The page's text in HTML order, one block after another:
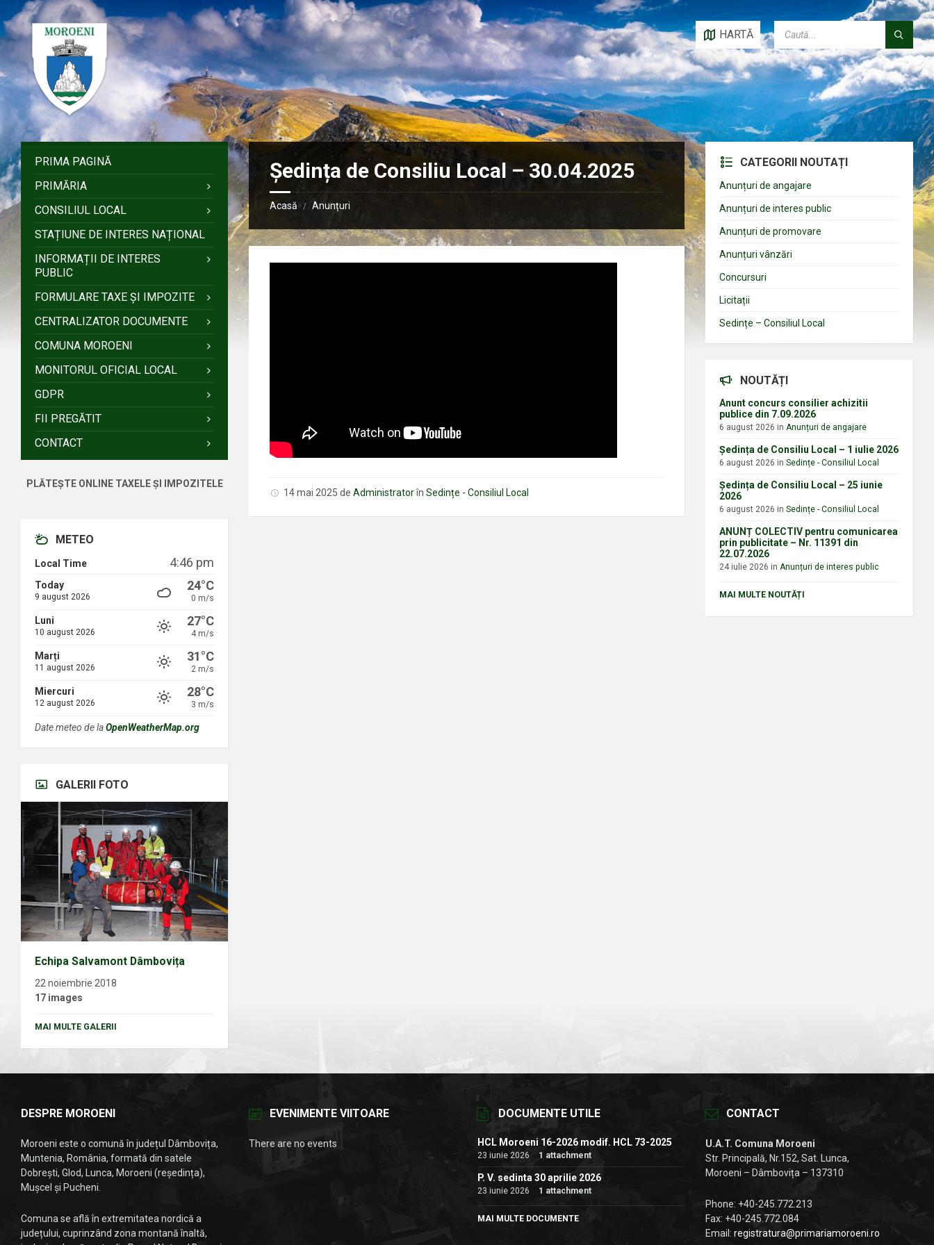
la
conținut
la
bara
laterală
stângă
la
bara
laterală
dreaptă
la
subsol
HARTĂ
Ședința de Consiliu Local – 30.04.2025
Acasă / Anunțuri
14 mai 2025deAdministrator înSedințe - Consiliul Local
PRIMA PAGINĂ
PRIMĂRIA
CONSILIUL LOCAL
STAȚIUNE DE INTERES NAȚIONAL
INFORMAȚII DE INTERES
PUBLIC
FORMULARE TAXE ȘI IMPOZITE
CENTRALIZATOR DOCUMENTE
COMUNA MOROENI
MONITORUL OFICIAL LOCAL
GDPR
FII PREGĂTIT
CONTACT
PLĂTEȘTE ONLINE TAXELE ȘI IMPOZITELE
METEO
Local Time 4:46 pm
Today
9 august 2026
24°C
0 m/s
Luni
10 august 2026
27°C
4 m/s
Marți
11 august 2026
31°C
2 m/s
Miercuri
12 august 2026
28°C
3 m/s
Date meteo de laOpenWeatherMap.org
GALERII FOTO
Echipa Salvamont Dâmbovița
22 noiembrie 2018
17 images
MAI MULTE GALERII
CATEGORII NOUTAȚI
Anunțuri de angajare
Anunțuri de interes public
Anunțuri de promovare
Anunțuri vânzări
Concursuri
Licitații
Sedințe – Consiliul Local
NOUTĂȚI
Anunt concurs consilier achizitii
publice din 7.09.2026
6 august 2026inAnunțuri de angajare
Ședința de Consiliu Local – 1 iulie 2026
6 august 2026inSedințe - Consiliul Local
Ședința de Consiliu Local – 25 iunie
2026
6 august 2026inSedințe - Consiliul Local
ANUNȚ COLECTIV pentru comunicarea
prin publicitate – Nr. 11391 din
22.07.2026
24 iulie 2026inAnunțuri de interes public
MAI MULTE NOUTĂȚI
DESPRE MOROENI
Moroeni este o comună în județul Dâmbovița,
Muntenia, România, formată din satele
Dobrești, Glod, Lunca, Moroeni (reședința),
Mușcel și Pucheni.
Comuna se află în extremitatea nordică a
județului, cuprinzând zona montană înaltă,
EVENIMENTE VIITOARE
There are no events
DOCUMENTE UTILE
HCL Moroeni 16-2026 modif. HCL 73-2025
23 iunie 2026 1 attachment
P. V. sedinta 30 aprilie 2026
23 iunie 2026 1 attachment
MAI MULTE DOCUMENTE
CONTACT
U.A.T. Comuna Moroeni
Str. Principală, Nr.152, Sat. Lunca,
Moroeni – Dâmbovița – 137310
Phone: +40-245.772.213
Fax: +40-245.772.084
Email:registratura@primariamoroeni.ro